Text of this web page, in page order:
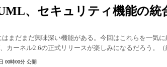
、セキュリティ機能の統
はまだまだ興味深い機能がある。今回はこれらを一気
カーネル2.6の正式リリースが楽しみになるだろう。（
00時00分 公開